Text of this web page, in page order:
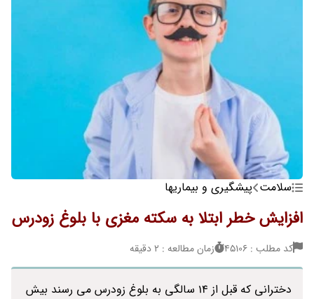
سلامت پیشگیری و بیماریها
افزایش خطر ابتلا به سکته مغزی با بلوغ زودرس
کد مطلب : 45106 زمان مطالعه : 2 دقیقه
دخترانی که قبل از 14 سالگی به بلوغ زودرس می رسند بیش